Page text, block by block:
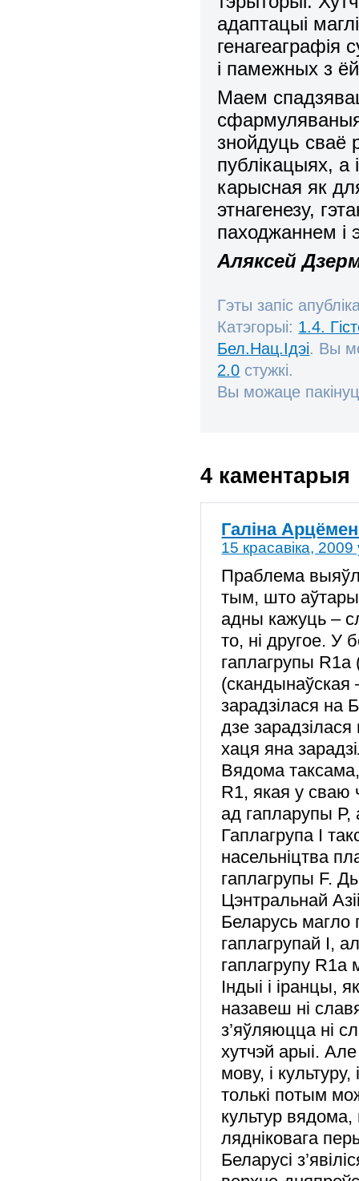
адаптацыі
генагеаграфія
і памежных з
Маем
сфармуляваныя
знойдуць сваё
публікацыях,
карысная як
этнагенезу,
паходжаннем і
Аляксей
Гэты запіс
Катэгорыі: 1.4.
Бел.Нац.Ідэі. Вы
2.0 стужкі.
Вы можаце
4 каментарыя
Галіна
15 красавіка,
Праблема
тым, што
адны кажуць –
то, ні другое. У
гаплагрупы R1а
(скандынаўская
зарадзілася на
дзе
хаця яна
Вядома
R1, якая у сваю
ад гапларупы Р,
Гаплагрупа I
насельніцтва
гаплагрупы F.
Цэнтральнай
Беларусь магло
гаплагрупай I,
гаплагрупу R1а
Індыі і іранцы,
назавеш ні
з’яўляюцца ні
хутчэй арыі. Але
мову, і культуру,
толькі потым
культур
лядніковага
Беларусі